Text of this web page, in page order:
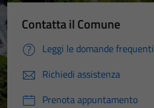
Contatta il Comune
Leggi le domande frequenti
Richiedi assistenza
Prenota appuntamento